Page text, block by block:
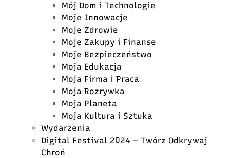
Mój Dom i Technologie
Moje Innowacje
Moje Zdrowie
Moje Zakupy i Finanse
Moje Bezpieczeństwo
Moja Edukacja
Moja Firma i Praca
Moja Rozrywka
Moja Planeta
Moja Kultura i Sztuka
Wydarzenia
Digital Festival 2024 – Twórz Odkrywaj
Chroń